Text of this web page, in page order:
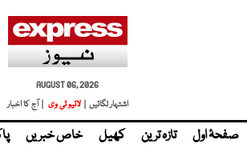
AUGUST 06, 2026
اشتہار لگائیں |
لائیو ٹی وی | آج کا اخبار
صفحۂ اول تازہ ترین کھیل خاص خبریں